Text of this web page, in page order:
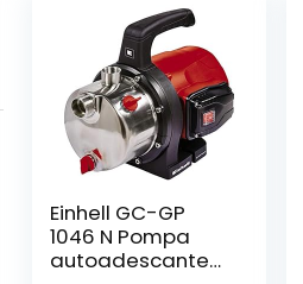
Einhell GC-GP
1046 N Pompa
autoadescante